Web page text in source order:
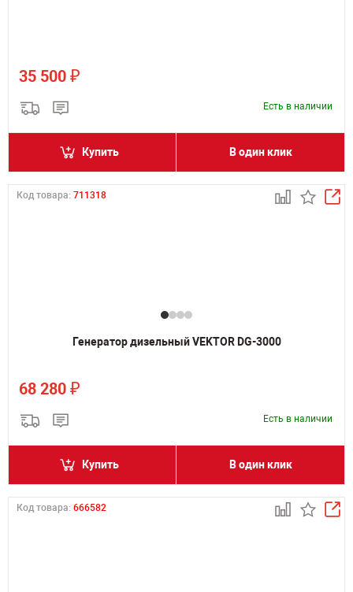
35 500 ₽
Есть в наличии
Купить В один клик
Код товара: 711318
Генератор дизельный VEKTOR DG-3000
68 280 ₽
Есть в наличии
Купить В один клик
Код товара: 666582